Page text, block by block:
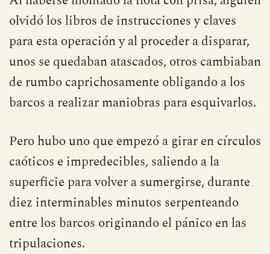
olvidó los libros de instrucciones y claves
para esta operación y al proceder a disparar,
unos se quedaban atascados, otros cambiaban
de rumbo caprichosamente obligando a los
barcos a realizar maniobras para esquivarlos.
Pero hubo uno que empezó a girar en círculos
caóticos e impredecibles, saliendo a la
superficie para volver a sumergirse, durante
diez interminables minutos serpenteando
entre los barcos originando el pánico en las
tripulaciones.